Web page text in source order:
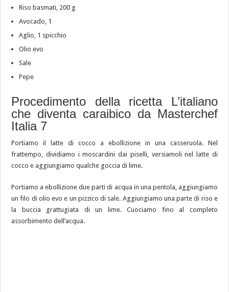
Riso basmati, 200 g
Avocado, 1
Aglio, 1 spicchio
Olio evo
Sale
Pepe
Procedimento della ricetta L’italiano
che diventa caraibico da Masterchef
Italia 7
Portiamo il latte di cocco a ebollizione in una casseruola. Nel
frattempo, dividiamo i moscardini dai piselli, versiamoli nel latte di
cocco e aggiungiamo qualche goccia di lime.
Portiamo a ebollizione due parti di acqua in una pentola, aggiungiamo
un filo di olio evo e un pizzico di sale. Aggiungiamo una parte di riso e
la buccia grattugiata di un lime. Cuociamo fino al completo
assorbimento dell’acqua.